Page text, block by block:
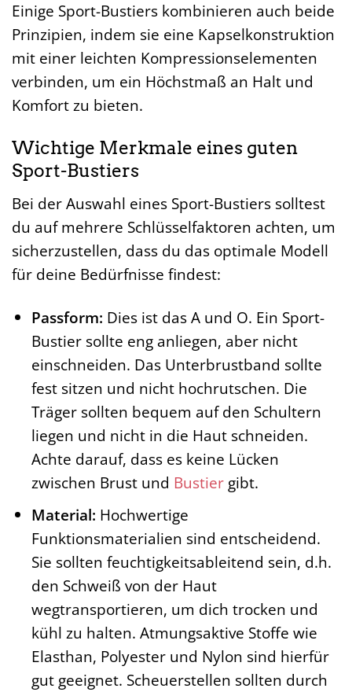
Einige Sport-Bustiers kombinieren auch beide
Prinzipien, indem sie eine Kapselkonstruktion
mit einer leichten Kompressionselementen
verbinden, um ein Höchstmaß an Halt und
Komfort zu bieten.
Wichtige Merkmale eines guten
Sport-Bustiers
Bei der Auswahl eines Sport-Bustiers solltest
du auf mehrere Schlüsselfaktoren achten, um
sicherzustellen, dass du das optimale Modell
für deine Bedürfnisse findest:
Passform: Dies ist das A und O. Ein Sport-
Bustier sollte eng anliegen, aber nicht
einschneiden. Das Unterbrustband sollte
fest sitzen und nicht hochrutschen. Die
Träger sollten bequem auf den Schultern
liegen und nicht in die Haut schneiden.
Achte darauf, dass es keine Lücken
zwischen Brust und Bustiergibt.
Material: Hochwertige
Funktionsmaterialien sind entscheidend.
Sie sollten feuchtigkeitsableitend sein, d.h.
den Schweiß von der Haut
wegtransportieren, um dich trocken und
kühl zu halten. Atmungsaktive Stoffe wie
Elasthan, Polyester und Nylon sind hierfür
gut geeignet. Scheuerstellen sollten durch